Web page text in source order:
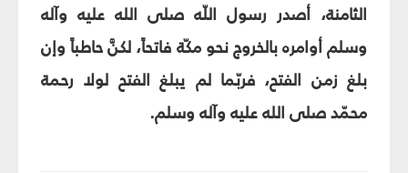
الثامنة، أصدر رسول اللّه صلى الله عليه وآله
وسلم أوامره بالخروج نحو مكّة فاتحاً، لكنَّ حاطباً وإن
بلغ زمن الفتح، فربّما لم يبلغ الفتح لولا رحمة
محمّد صلى الله عليه وآله وسلم.